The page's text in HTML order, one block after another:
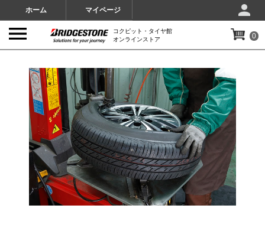
ホーム マイページ
コクピット・タイヤ館
オンラインストア
0